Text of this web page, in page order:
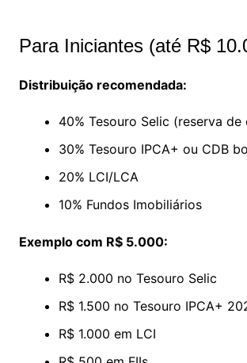
Para Iniciantes (até R$
Distribuição recomendada:
40% Tesouro Selic (reserva de
30% Tesouro IPCA+ ou CDB
20% LCI/LCA
10% Fundos Imobiliários
Exemplo com R$ 5.000:
R$ 2.000 no Tesouro Selic
R$ 1.500 no Tesouro IPCA+
R$ 1.000 em LCI